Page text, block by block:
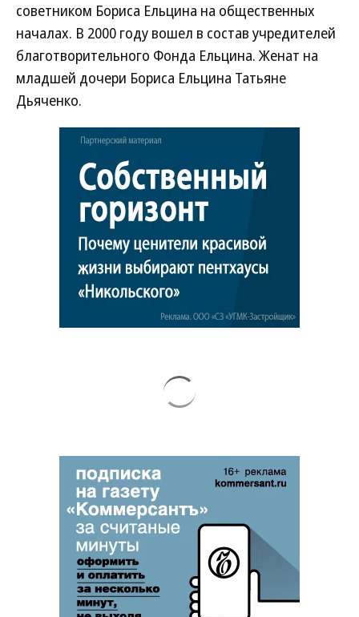
советником Бориса Ельцина на общественных
началах. В 2000 году вошел в состав учредителей
благотворительного Фонда Ельцина. Женат на
младшей дочери Бориса Ельцина Татьяне
Дьяченко.